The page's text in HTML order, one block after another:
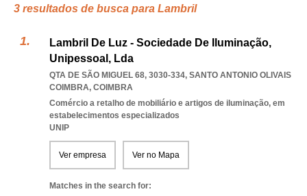
3 resultados de busca para Lambril
Lambril De Luz - Sociedade De Iluminação,
Unipessoal, Lda
QTA DE SÃO MIGUEL 68, 3030-334, SANTO ANTONIO OLIVAIS
COIMBRA, COIMBRA
Comércio a retalho de mobiliário e artigos de iluminação, em
estabelecimentos especializados
UNIP
Ver empresa Ver no Mapa
Matches in the search for: